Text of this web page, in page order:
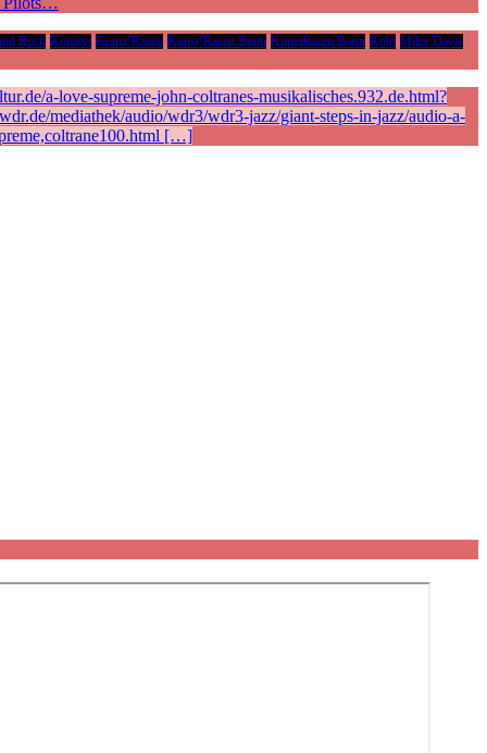
Rock Konzert Kunst!Rasen Kunst!Rasen Bonn KunstRasen Bonn Köln Miles Davis
a-love-supreme-john-coltranes-musikalisches.932.de.html?
mediathek/audio/wdr3/wdr3-jazz/giant-steps-in-jazz/audio-a-
[…]